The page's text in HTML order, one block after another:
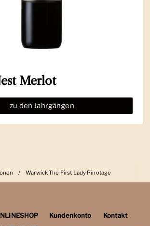
Merlot
zu den Jahrgängen
/ Warwick The First Lady Pinotage
Kundenkonto
Kontakt